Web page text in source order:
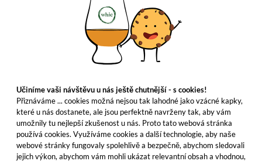
Učiníme vaši návštěvu u nás ještě chutnější - s cookies!
Přiznáváme ... cookies možná nejsou tak lahodné jako vzácné kapky,
které u nás dostanete, ale jsou perfektně navrženy tak, aby vám
umožnily tu nejlepší zkušenost u nás. Proto tato webová stránka
používá cookies. Využíváme cookies a další technologie, aby naše
webové stránky fungovaly spolehlivě a bezpečně, abychom sledovali
jejich výkon, abychom vám mohli ukázat relevantní obsah a vhodnou,